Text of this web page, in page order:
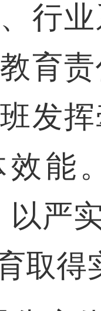
行
育
发
效能
以严
取得